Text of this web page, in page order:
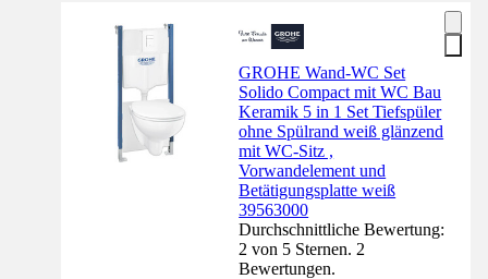
GROHE Wand-WC Set
Solido Compact mit WC Bau
Keramik 5 in 1 Set Tiefspüler
ohne Spülrand weiß glänzend
mit WC-Sitz ,
Vorwandelement und
Betätigungsplatte weiß
39563000
Durchschnittliche Bewertung:
2 von 5 Sternen. 2
Bewertungen.